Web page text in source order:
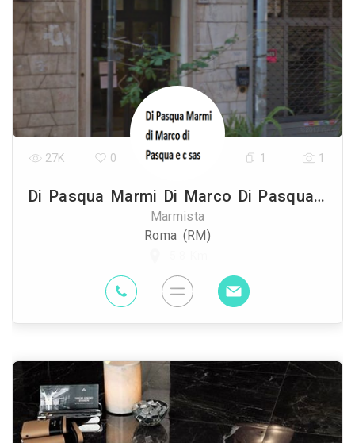
Di Pasqua Marmi Di Marco Di Pasqua E C Sas
Marmista
Roma (RM)
27K 0 1 1